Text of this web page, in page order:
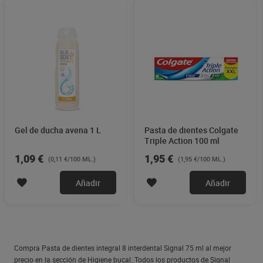
Gel de ducha avena 1 L
1,09 € (0,11 €/100 ML.)
Añadir
Pasta de dientes Colgate
Triple Action 100 ml
1,95 € (1,95 €/100 ML.)
Añadir
Compra Pasta de dientes integral 8 interdental Signal 75 ml al mejor
precio en la sección de Higiene bucal. Todos los productos de Signal